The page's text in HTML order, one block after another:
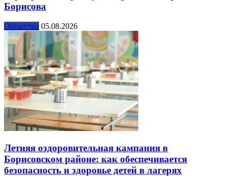
Борисова
Общество 05.08.2026
Летняя оздоровительная кампания в
Борисовском районе: как обеспечивается
безопасность и здоровье детей в лагерях